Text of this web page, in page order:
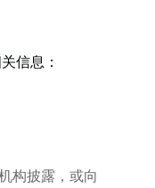
信息：
构披露，或向